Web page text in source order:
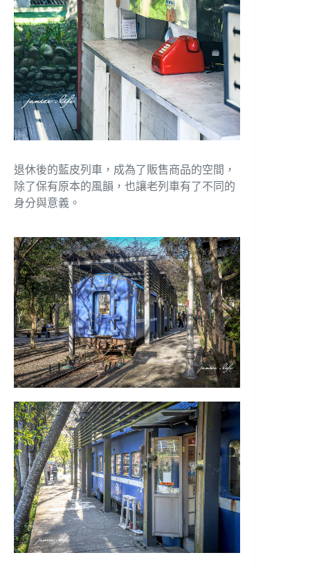
退休後的藍皮列車，成為了販售商品的空間，
除了保有原本的風韻，也讓老列車有了不同的
身分與意義。